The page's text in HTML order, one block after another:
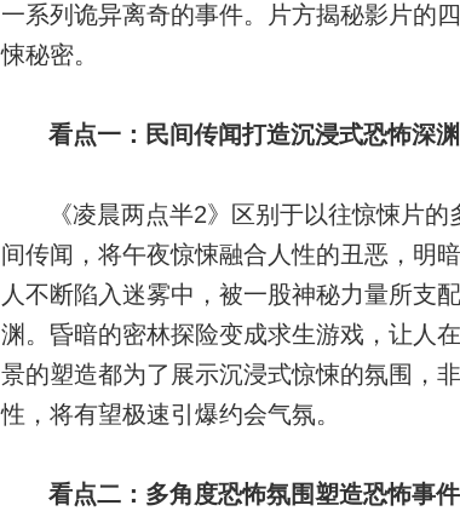
一系列诡异离奇的事件。片方揭秘影片的
悚秘密。
看点一：民间传闻打造沉浸式恐怖深渊
《凌晨两点半2》区别于以往惊悚片
间传闻，将午夜惊悚融合人性的丑恶，明
人不断陷入迷雾中，被一股神秘力量所支
渊。昏暗的密林探险变成求生游戏，让人
景的塑造都为了展示沉浸式惊悚的氛围，
性，将有望极速引爆约会气氛。
看点二：多角度恐怖氛围塑造恐怖事件